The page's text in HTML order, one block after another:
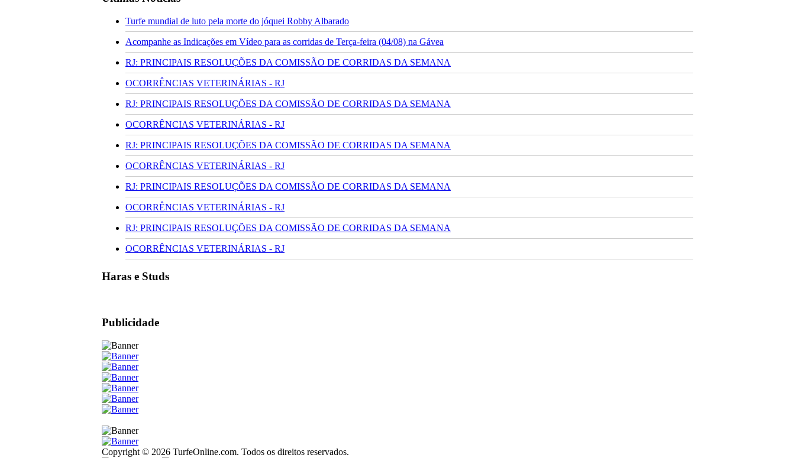
Turfe mundial de luto pela morte do jóquei Robby Albarado
Acompanhe as Indicações em Vídeo para as corridas de Terça-feira (04/08) na Gávea
RJ: PRINCIPAIS RESOLUÇÕES DA COMISSÃO DE CORRIDAS DA SEMANA
OCORRÊNCIAS VETERINÁRIAS - RJ
RJ: PRINCIPAIS RESOLUÇÕES DA COMISSÃO DE CORRIDAS DA SEMANA
OCORRÊNCIAS VETERINÁRIAS - RJ
RJ: PRINCIPAIS RESOLUÇÕES DA COMISSÃO DE CORRIDAS DA SEMANA
OCORRÊNCIAS VETERINÁRIAS - RJ
RJ: PRINCIPAIS RESOLUÇÕES DA COMISSÃO DE CORRIDAS DA SEMANA
OCORRÊNCIAS VETERINÁRIAS - RJ
RJ: PRINCIPAIS RESOLUÇÕES DA COMISSÃO DE CORRIDAS DA SEMANA
OCORRÊNCIAS VETERINÁRIAS - RJ
Haras e Studs
Publicidade
Copyright © 2026 TurfeOnline.com. Todos os direitos reservados.